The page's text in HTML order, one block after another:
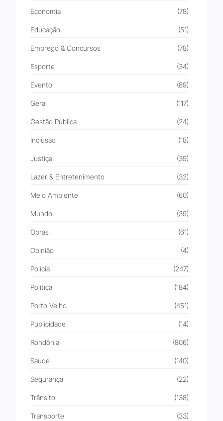
Economia (78)
Educação (51)
Emprego & Concursos (78)
Esporte (34)
Evento (89)
Geral (117)
Gestão Pública (24)
Inclusão (18)
Justiça (39)
Lazer & Entretenimento (32)
Meio Ambiente (60)
Mundo (39)
Obras (61)
Opinião (4)
Polícia (247)
Política (184)
Porto Velho (451)
Publicidade (14)
Rondônia (806)
Saúde (140)
Segurança (22)
Trânsito (138)
Transporte (33)